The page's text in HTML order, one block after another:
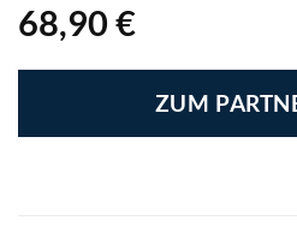
68,90 €
ZUM